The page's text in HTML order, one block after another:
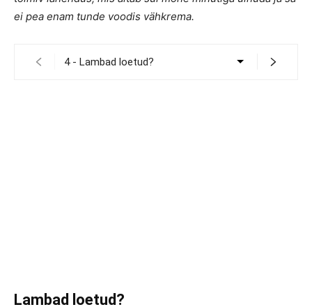
ei pea enam tunde voodis vähkrema.
Lambad loetud?